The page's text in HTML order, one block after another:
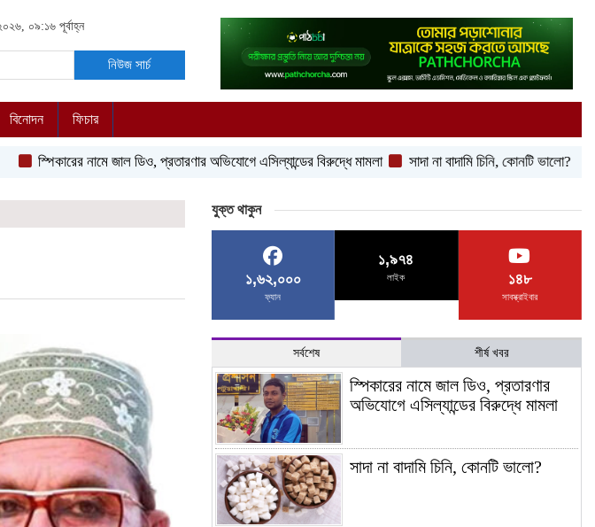
০৯:১৬ পূর্বাহ্ন
নিউজ সার্চ
বিনোদন ফিচার
স্পিকারের নামে জাল ডিও, প্রতারণার অভিযোগে এসিল্যান্ডের বিরুদ্ধে মামলা সাদা না বাদামি চিনি, কোনটি ভালো?
যুক্ত থাকুন
১,৬২,০০০
ফ্যান
১,৯৭৪
লাইক ১৪৮
সাবস্ক্রাইবার
সর্বশেষ শীর্ষ খবর
স্পিকারের নামে জাল ডিও, প্রতারণার
অভিযোগে এসিল্যান্ডের বিরুদ্ধে মামলা
সাদা না বাদামি চিনি, কোনটি ভালো?